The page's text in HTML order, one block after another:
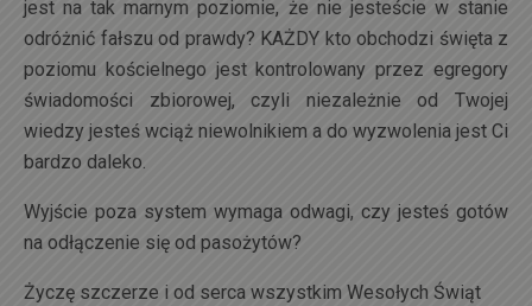
jest na tak marnym poziomie, że nie jesteście w stanie
odróżnić fałszu od prawdy? KAŻDY kto obchodzi święta z
poziomu kościelnego jest kontrolowany przez egregory
świadomości zbiorowej, czyli niezależnie od Twojej
wiedzy jesteś wciąż niewolnikiem a do wyzwolenia jest Ci
bardzo daleko.
Wyjście poza system wymaga odwagi, czy jesteś gotów
na odłączenie się od pasożytów?
Życzę szczerze i od serca wszystkim Wesołych Świąt